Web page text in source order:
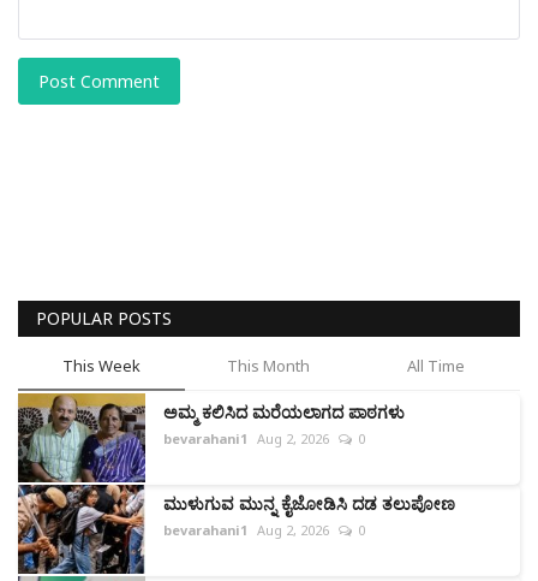
Post Comment
POPULAR POSTS
This Week This Month All Time
ಅಮ್ಮ ಕಲಿಸಿದ ಮರೆಯಲಾಗದ ಪಾಠಗಳು
bevarahani1 Aug 2, 2026 0
ಮುಳುಗುವ ಮುನ್ನ ಕೈಜೋಡಿಸಿ ದಡ ತಲುಪೋಣ
bevarahani1 Aug 2, 2026 0